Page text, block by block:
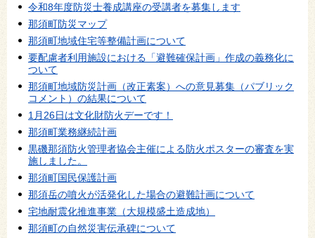
令和8年度防災士養成講座の受講者を募集します
那須町防災マップ
那須町地域住宅等整備計画について
要配慮者利用施設における「避難確保計画」作成の義務化に
ついて
那須町地域防災計画（改正素案）への意見募集（パブリック
コメント）の結果について
1月26日は文化財防火デーです！
那須町業務継続計画
黒磯那須防火管理者協会主催による防火ポスターの審査を実
施しました。
那須町国民保護計画
那須岳の噴火が活発化した場合の避難計画について
宅地耐震化推進事業（大規模盛土造成地）
那須町の自然災害伝承碑について